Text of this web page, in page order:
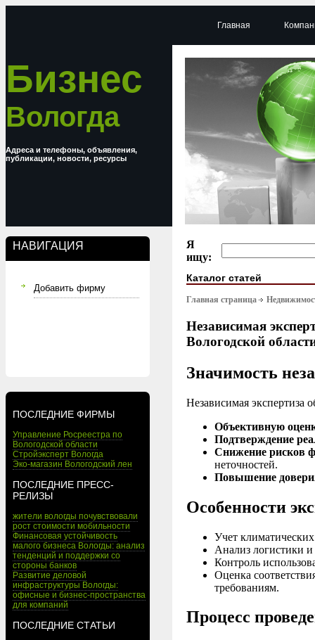
Бизнес
Вологда
Адреса и телефоны, объявления,
публикации, новости, ресурсы
НАВИГАЦИЯ
Добавить фирму
ПОСЛЕДНИЕ ФИРМЫ
Управление Росреестра по
Вологодской области
Стройэксперт Вологда
Эко-магазин Вологодский лен
ПОСЛЕДНИЕ ПРЕСС-
РЕЛИЗЫ
жители вологды почувствовали
рост стоимости мобильности
Финансовая устойчивость
малого бизнеса Вологды: анализ
тенденций и поддержки со
стороны банков
Развитие деловой
инфраструктуры Вологды:
офисные и бизнес-пространства
для компаний
ПОСЛЕДНИЕ СТАТЬИ
Главная
Я
ищу:
Каталог статей
Главная страница
Независимая
Вологодской
Значимость
Независимая экспертиза
Объективную
Подтверждение
Снижение рисков
неточностей.
Повышение
Особенности
Учет
Анализ логистики
Контроль
Оценка
требованиям.
Процесс